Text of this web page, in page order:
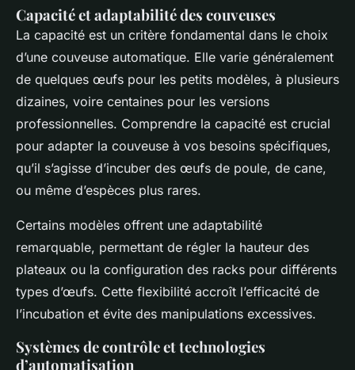
Capacité et adaptabilité des couveuses
La capacité est un critère fondamental dans le choix
d’une couveuse automatique. Elle varie généralement
de quelques œufs pour les petits modèles, à plusieurs
dizaines, voire centaines pour les versions
professionnelles. Comprendre la capacité est crucial
pour adapter la couveuse à vos besoins spécifiques,
qu’il s’agisse d’incuber des œufs de poule, de cane,
ou même d’espèces plus rares.
Certains modèles offrent une adaptabilité
remarquable, permettant de régler la hauteur des
plateaux ou la configuration des racks pour différents
types d’œufs. Cette flexibilité accroît l’efficacité de
l’incubation et évite des manipulations excessives.
Systèmes de contrôle et technologies
d’automatisation